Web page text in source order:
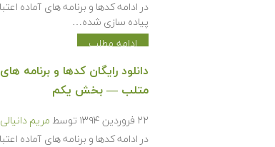
پیاده سازی شده…
ادامه مطلب
متلب — بخش یکم
۲۲ فروردین ۱۳۹۴ توسط مریم دانیالی